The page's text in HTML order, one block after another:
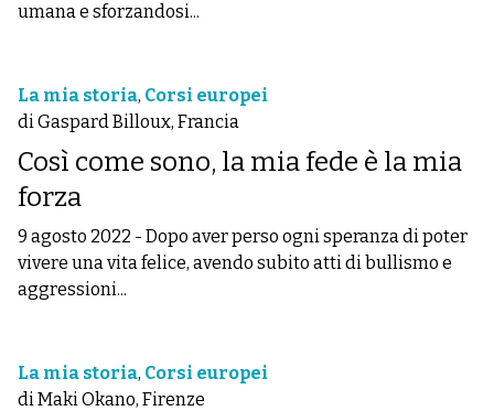
umana e sforzandosi...
La mia storia, Corsi europei
di Gaspard Billoux, Francia
Così come sono, la mia fede è la mia
forza
9 agosto 2022 - Dopo aver perso ogni speranza di poter
vivere una vita felice, avendo subito atti di bullismo e
aggressioni...
La mia storia, Corsi europei
di Maki Okano, Firenze